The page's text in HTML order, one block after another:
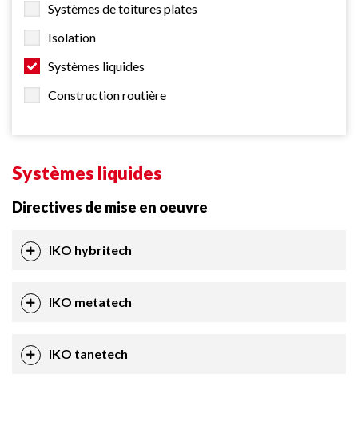
Systèmes de toitures plates
Isolation
Systèmes liquides
Construction routière
Systèmes liquides
Directives de mise en oeuvre
IKO hybritech
IKO metatech
IKO tanetech